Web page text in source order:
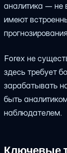
аналитика — не
имеют
Forex не
здесь требует
зарабатывать
быть
наблюдателем.